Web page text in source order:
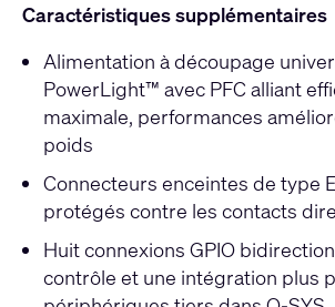
Caractéristiques supplémentaires
Alimentation à découpage
PowerLight™ avec PFC alliant
maximale, performances
poids
Connecteurs enceintes de type
protégés contre les contacts
Huit connexions GPIO
contrôle et une intégration plus